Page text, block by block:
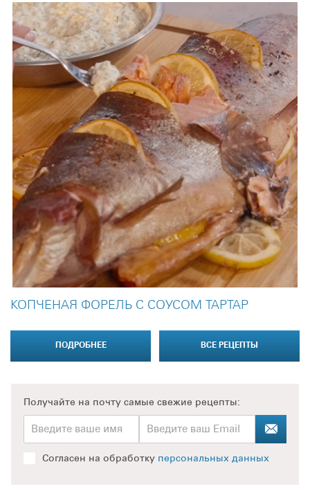
гастрономические запросы увлеченных поваров.
Качество грилей NAPOLEON®
серии ROGUE подтверждается внушительной гарантией.
Этот гриль будет надежно служить вам десятки лет, а не
несколько сезонов!
Если у вас остались вопросы по данной модели или
другой продукции из линейки NAPOLEON®, обращайтесь к
нашим официальным партнёрам в вашем регионе!
КОПЧЕНАЯ ФОРЕЛЬ С СОУСОМ ТАРТАР
ПОДРОБНЕЕ ВСЕ РЕЦЕПТЫ
Получайте на почту самые свежие рецепты:
Согласен на обработку персональных данных